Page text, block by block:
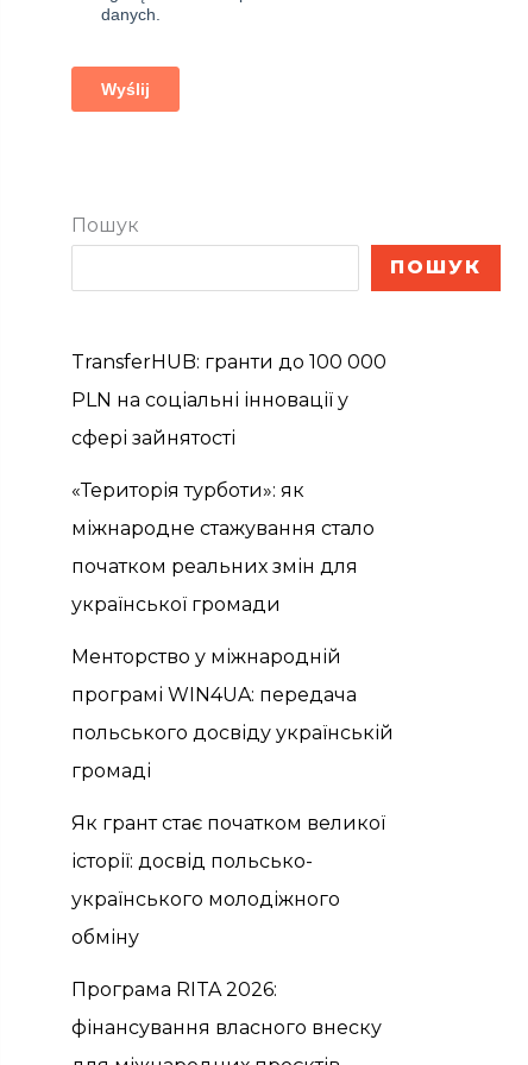
Пошук
ПОШУК
TransferHUB: гранти до 100 000
PLN на соціальні інновації у
сфері зайнятості
«Територія турботи»: як
міжнародне стажування стало
початком реальних змін для
української громади
Менторство у міжнародній
програмі WIN4UA: передача
польського досвіду українській
громаді
Як грант стає початком великої
історії: досвід польсько-
українського молодіжного
обміну
Програма RITA 2026:
фінансування власного внеску